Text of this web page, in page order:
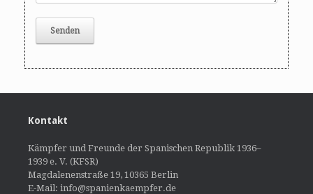
Kontakt
Kämpfer und Freunde der Spanischen Republik 1936–
1939 e. V. (KFSR)
Magdalenenstraße 19, 10365 Berlin
E-Mail: info@spanienkaempfer.de